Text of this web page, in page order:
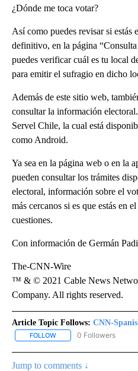
¿Dónde me toca votar?
Así como puedes revisar si estás
definitivo, en la página
puedes verificar cuál es tu local
para emitir el sufragio en dicho
Además de este sitio web,
consultar la información
Servel Chile, la cual está
como Android.
Ya sea en la página web o en la
pueden consultar los trámites
electoral, información sobre el
más cercanos si es que estás en
cuestiones.
Con información de Germán
The-CNN-Wire
™ & © 2021 Cable News
Company. All rights reserved.
Article Topic Follows: CNN-
FOLLOW FOLLOW "CNN-
0 Followers
Jump to comments ↓